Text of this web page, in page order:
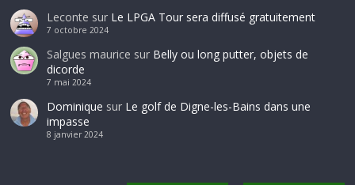
Leconte sur Le LPGA Tour sera diffusé gratuitement
7 octobre 2024
Salgues maurice sur Belly ou long putter, objets de
dicorde
7 mai 2024
Dominique sur Le golf de Digne-les-Bains dans une
impasse
8 janvier 2024